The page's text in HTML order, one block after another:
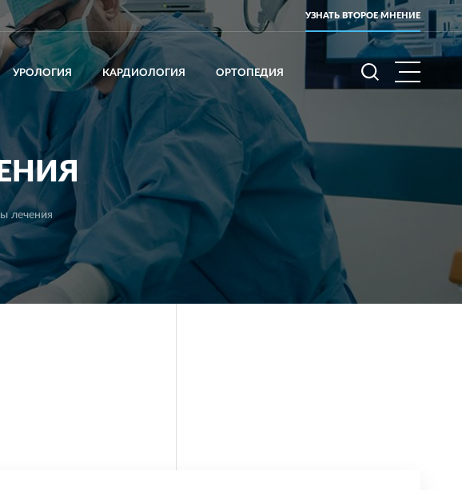
УЗНАТЬ ВТОРОЕ МНЕНИЕ
УРОЛОГИЯ КАРДИОЛОГИЯ ОРТОПЕДИЯ
лечения